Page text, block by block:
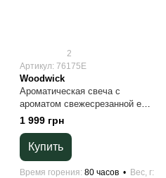
2
Артикул: 76175E
Woodwick
Ароматическая свеча с
ароматом свежесрезанной ели
Woodwick Ellipse Frasier Fir 453
1 999 грн
Купить
Время горения 80 часов
Вес, г